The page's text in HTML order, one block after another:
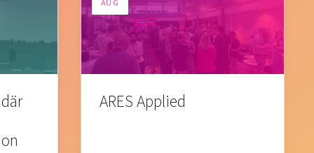
AUG
ARES Applied